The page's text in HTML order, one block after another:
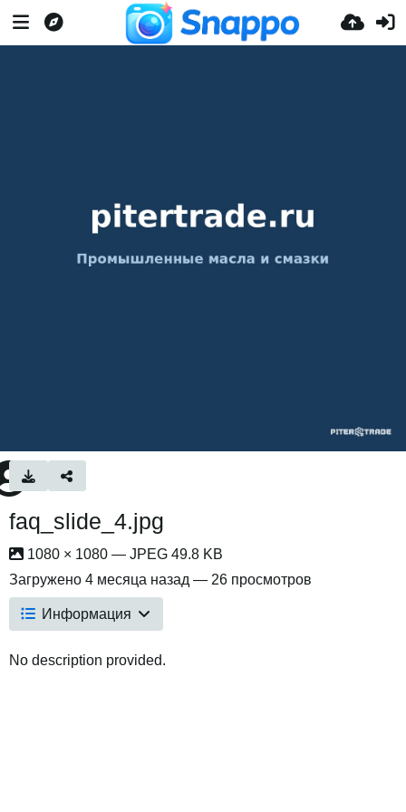
faq_slide_4.jpg
1080 × 1080 — JPEG 49.8 KB
Загружено 4 месяца назад — 26 просмотров
Информация
No description provided.